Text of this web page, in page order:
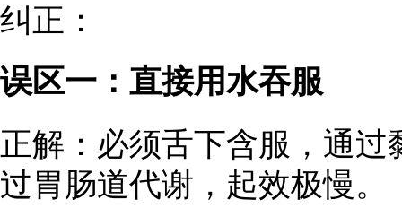
纠正：
误区一：直接用水吞服
正解：必须舌下含服，通
过胃肠道代谢，起效极慢。